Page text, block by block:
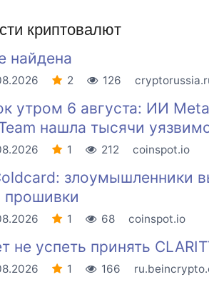
криптовалют
найдена
2 126
утром 6 августа: ИИ
нашла тысячи
1 212 coinspot.io
злоумышленники
прошивки
1 68 coinspot.io
не успеть принять
1 166